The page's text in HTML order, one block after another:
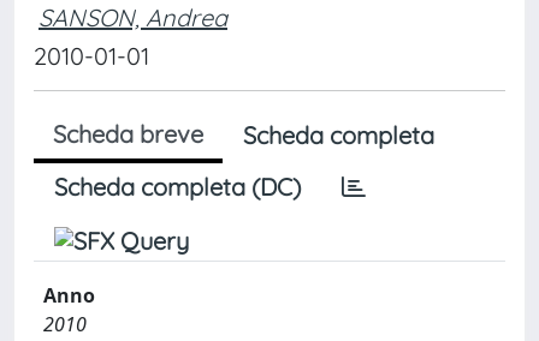
SANSON, Andrea
2010-01-01
Scheda breve
Scheda completa
Scheda completa (DC)
Anno
2010